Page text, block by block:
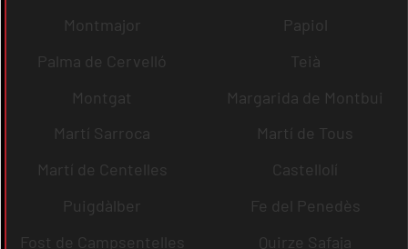
Montmajor
Papiol
Palma de Cervelló
Teià
Montgat
Margarida de Montbui
Martí Sarroca
Martí de Tous
Martí de Centelles
Castellolí
Puigdàlber
Fe del Penedès
Fost de Campsentelles
Quirze Safaja